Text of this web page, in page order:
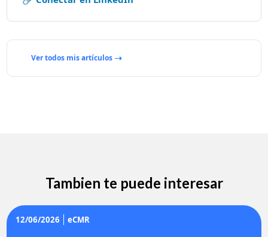
Ver todos mis artículos
Tambien te puede interesar
12/06/2026 eCMR